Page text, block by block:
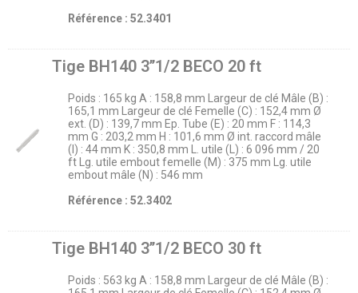
Référence : 52.3401
Tige BH140 3’’1/2 BECO 20 ft
Poids : 165 kg A : 158,8 mm Largeur de clé Mâle (B) :
165,1 mm Largeur de clé Femelle (C) : 152,4 mm Ø
ext. (D) : 139,7 mm Ep. Tube (E) : 20 mm F : 114,3
mm G : 203,2 mm H : 101,6 mm Ø int. raccord mâle
(I) : 44 mm K : 350,8 mm L. utile (L) : 6 096 mm / 20
ft Lg. utile embout femelle (M) : 375 mm Lg. utile
embout mâle (N) : 546 mm
Référence : 52.3402
Tige BH140 3’’1/2 BECO 30 ft
Poids : 563 kg A : 158,8 mm Largeur de clé Mâle (B) :